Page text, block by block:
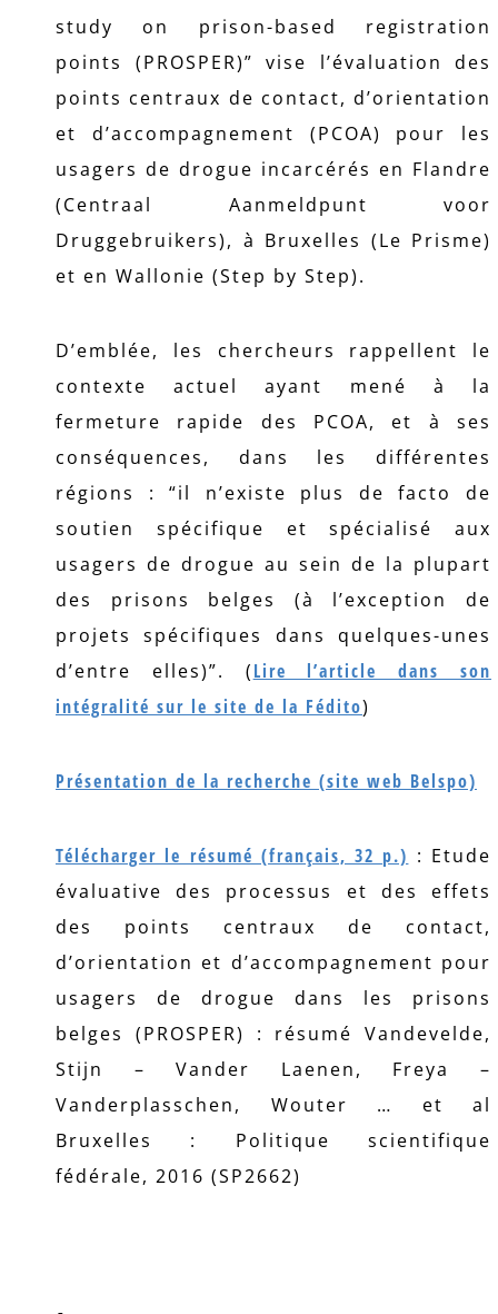
study on prison-based registration
points (PROSPER)” vise l’évaluation des
points centraux de contact, d’orientation
et d’accompagnement (PCOA) pour les
usagers de drogue incarcérés en Flandre
(Centraal Aanmeldpunt voor
Druggebruikers), à Bruxelles (Le Prisme)
et en Wallonie (Step by Step).
D’emblée, les chercheurs rappellent le
contexte actuel ayant mené à la
fermeture rapide des PCOA, et à ses
conséquences, dans les différentes
régions : “il n’existe plus de facto de
soutien spécifique et spécialisé aux
usagers de drogue au sein de la plupart
des prisons belges (à l’exception de
projets spécifiques dans quelques-unes
d’entre elles)”. (Lire l’article dans son
intégralité sur le site de la Fédito)
Présentation de la recherche (site web Belspo)
Télécharger le résumé (français, 32 p.) : Etude
évaluative des processus et des effets
des points centraux de contact,
d’orientation et d’accompagnement pour
usagers de drogue dans les prisons
belges (PROSPER) : résumé Vandevelde,
Stijn – Vander Laenen, Freya –
Vanderplasschen, Wouter … et al
Bruxelles : Politique scientifique
fédérale, 2016 (SP2662)